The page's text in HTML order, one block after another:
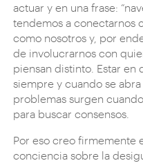
actuar y en una frase:
tendemos a conectarnos
como nosotros y, por
de involucrarnos con
piensan distinto. Estar en
siempre y cuando se
problemas surgen
para buscar consensos.
Por eso creo firmemente
conciencia sobre la